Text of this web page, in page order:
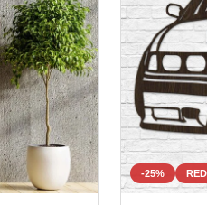
-25%